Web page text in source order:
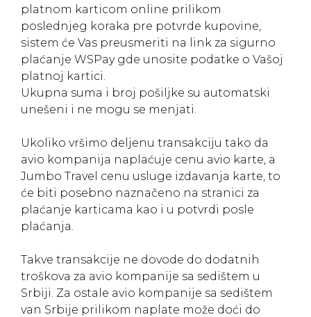
platnom karticom online prilikom
poslednjeg koraka pre potvrde kupovine,
sistem će Vas preusmeriti na link za sigurno
plaćanje WSPay gde unosite podatke o Vašoj
platnoj kartici.
Ukupna suma i broj pošiljke su automatski
unešeni i ne mogu se menjati.
Ukoliko vršimo deljenu transakciju tako da
avio kompanija naplaćuje cenu avio karte, a
Jumbo Travel cenu usluge izdavanja karte, to
će biti posebno naznačeno na stranici za
plaćanje karticama kao i u potvrdi posle
plaćanja.
Takve transakcije ne dovode do dodatnih
troškova za avio kompanije sa sedištem u
Srbiji. Za ostale avio kompanije sa sedištem
van Srbije prilikom naplate može doći do